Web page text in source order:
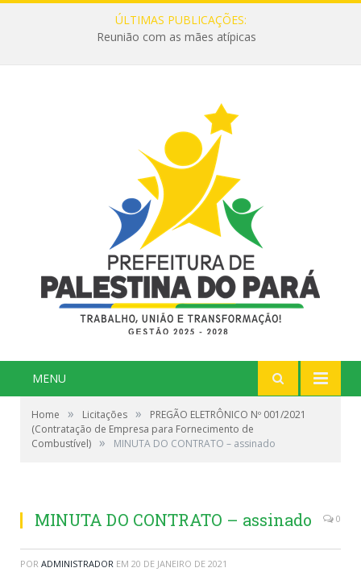
ÚLTIMAS PUBLICAÇÕES:
Reunião com as mães atípicas
MENU
Home » Licitações »
PREGÃO ELETRÔNICO Nº 001/2021
(Contratação de Empresa para Fornecimento de
Combustível) » MINUTA DO CONTRATO – assinado
MINUTA DO CONTRATO – assinado 0
POR ADMINISTRADOR EM 20 DE JANEIRO DE 2021